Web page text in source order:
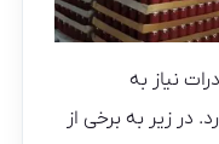
نیاز به
در زیر به برخی از